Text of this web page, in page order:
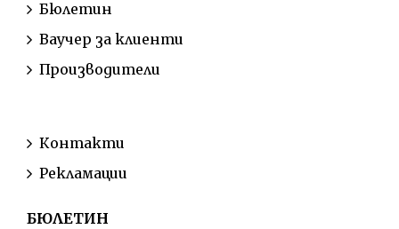
Бюлетин
Ваучер за клиенти
Производители
Контакти
Рекламации
БЮЛЕТИН